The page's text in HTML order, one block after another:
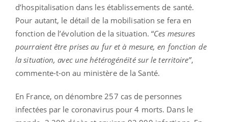
d’hospitalisation dans les établissements de santé.
Pour autant, le détail de la mobilisation se fera en
fonction de l’évolution de la situation. “Ces mesures
pourraient être prises au fur et à mesure, en fonction de
la situation, avec une hétérogénéité sur le territoire”,
commente-t-on au ministère de la Santé.
En France, on dénombre 257 cas de personnes
infectées par le coronavirus pour 4 morts. Dans le